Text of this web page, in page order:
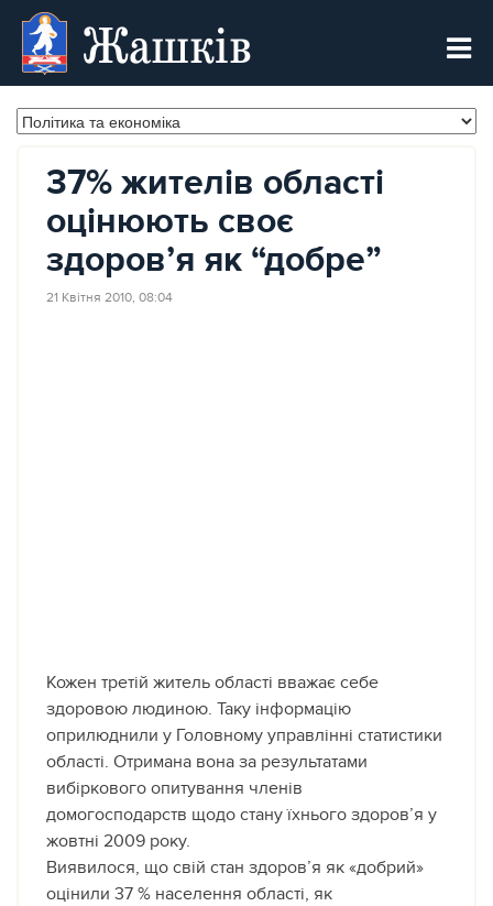
Жашків
37% жителів області
оцінюють своє
здоров’я як “добре”
21 Квітня 2010, 08:04
Кожен третій житель області вважає себе
здоровою людиною. Таку інформацію
оприлюднили у Головному управлінні статистики
області. Отримана вона за результатами
вибіркового опитування членів
домогосподарств щодо стану їхнього здоров’я у
жовтні 2009 року.
Виявилося, що свій стан здоров’я як «добрий»
оцінили 37 % населення області, як